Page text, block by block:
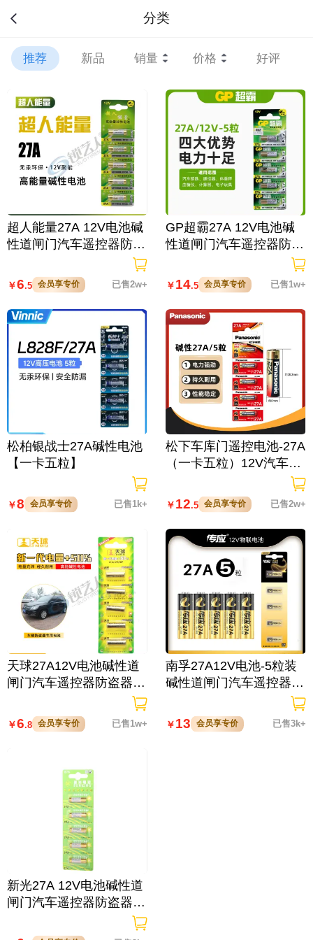
分类
推荐 新品 销量 价格 好评
超人能量27A 12V电池碱
性道闸门汽车遥控器防盗
￥6.5 会员享专价 已售2w+
松柏银战士27A碱性电池
【一卡五粒】
￥8 会员享专价 已售1k+
天球27A12V电池碱性道
闸门汽车遥控器防盗器打
￥6.8 会员享专价 已售1w+
新光27A 12V电池碱性道
闸门汽车遥控器防盗器打
GP超霸27A 12V电池碱
性道闸门汽车遥控器防盗
￥14.5 会员享专价 已售1w+
松下车库门遥控电池-27A
（一卡五粒）12V汽车遥
控器电动门车辆道闸防盗
器灯遥控电池五节装 Pan
asonic
￥12.5 会员享专价 已售2w+
南孚27A12V电池-5粒装
碱性道闸门汽车遥控器防
￥13 会员享专价 已售3k+